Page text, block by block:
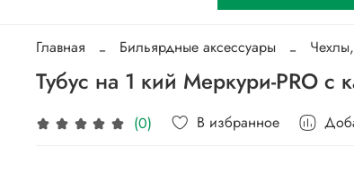
Главная Бильярдные аксессуары
Тубус на 1 кий Меркури-PRO с
(0) В избранное